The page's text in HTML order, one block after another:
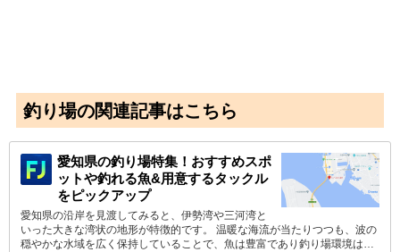
釣り場の関連記事はこちら
愛知県の釣り場特集！おすすめスポ
ットや釣れる魚&用意するタックル
をピックアップ
愛知県の沿岸を見渡してみると、伊勢湾や三河湾と
いった大きな湾状の地形が特徴的です。 温暖な海流が当たりつつも、波の
穏やかな水域を広く保持していることで、魚は豊富であり釣り場環境は…